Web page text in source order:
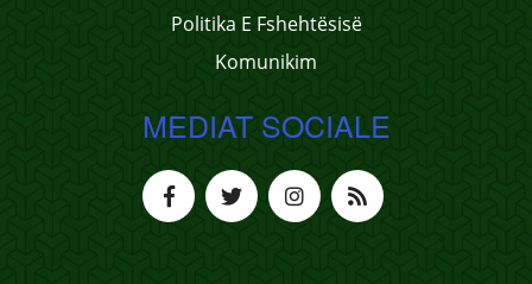
Politika E Fshehtësisë
Komunikim
MEDIAT SOCIALE